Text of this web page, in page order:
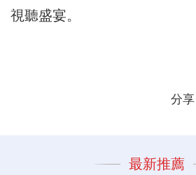
視聽盛宴。
分享
最新推薦